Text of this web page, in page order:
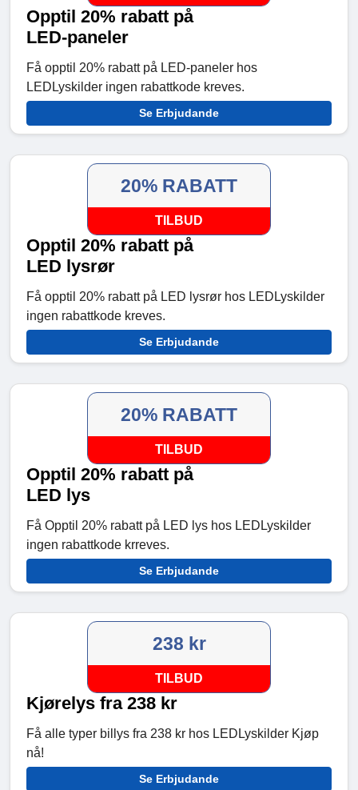
Opptil 20% rabatt på
LED-paneler
Få opptil 20% rabatt på LED-paneler hos
LEDLyskilder ingen rabattkode kreves.
Se Erbjudande
20% RABATT
TILBUD
Opptil 20% rabatt på
LED lysrør
Få opptil 20% rabatt på LED lysrør hos LEDLyskilder
ingen rabattkode kreves.
Se Erbjudande
20% RABATT
TILBUD
Opptil 20% rabatt på
LED lys
Få Opptil 20% rabatt på LED lys hos LEDLyskilder
ingen rabattkode krreves.
Se Erbjudande
238 kr
TILBUD
Kjørelys fra 238 kr
Få alle typer billys fra 238 kr hos LEDLyskilder Kjøp
nå!
Se Erbjudande